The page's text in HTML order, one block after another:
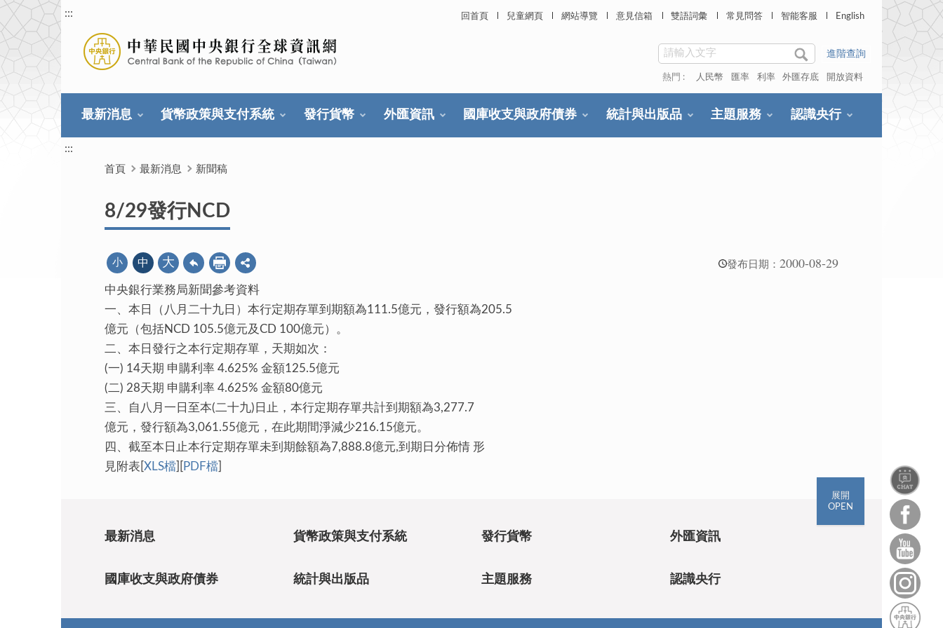
回首頁 兒童網頁 網站導覽 意見信箱 雙語詞彙 常見問答 智能客服 English
:::
進階查詢
熱門 : 人民幣 匯率 利率 外匯存底 開放資料
最新消息 貨幣政策與支付系統 發行貨幣 外匯資訊 國庫收支與政府債券 統計與出版品 主題服務 認識央行
:::
首頁 最新消息 新聞稿
8/29發行NCD
發布日期： 2000-08-29
小 中 大
中央銀行業務局新聞參考資料
一、本日（八月二十九日）本行定期存單到期額為111.5億元，發行額為205.5
億元（包括NCD 105.5億元及CD 100億元）。
二、本日發行之本行定期存單，天期如次：
(一) 14天期 申購利率 4.625% 金額125.5億元
(二) 28天期 申購利率 4.625% 金額80億元
三、自八月一日至本(二十九)日止，本行定期存單共計到期額為3,277.7
億元，發行額為3,061.55億元，在此期間淨減少216.15億元。
四、截至本日止本行定期存單未到期餘額為7,888.8億元,到期日分佈情 形
見附表[ XLS檔 PDF檔
展開
OPEN
最新消息 貨幣政策與支付系統 發行貨幣 外匯資訊
國庫收支與政府債券 統計與出版品 主題服務 認識央行